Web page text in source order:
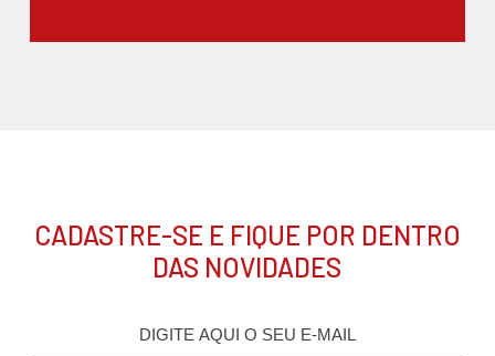
CADASTRE-SE E FIQUE POR DENTRO
DAS NOVIDADES